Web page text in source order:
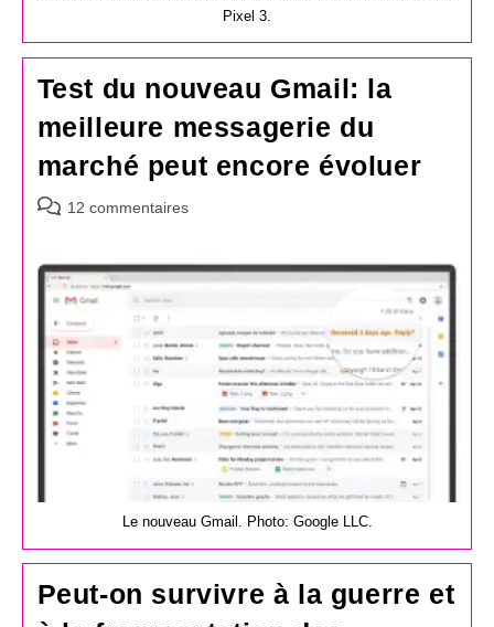
Pixel 3.
Test du nouveau Gmail: la
meilleure messagerie du
marché peut encore évoluer
Commentaires
publication :
12 commentaires
Le nouveau Gmail. Photo: Google LLC.
Peut-on survivre à la guerre et